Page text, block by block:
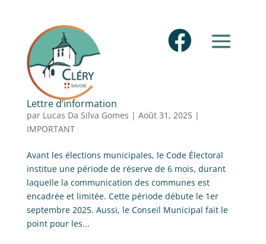

Lettre d’information
par Lucas Da Silva Gomes | Août 31, 2025|
IMPORTANT
Avant les élections municipales, le Code Électoral
institue une période de réserve de 6 mois, durant
laquelle la communication des communes est
encadrée et limitée. Cette période débute le 1er
septembre 2025. Aussi, le Conseil Municipal fait le
point pour les...